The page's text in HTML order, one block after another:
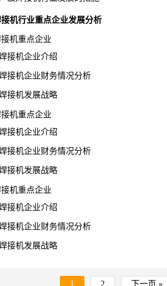
机行业重点企业发展分析
机重点企业
机企业介绍
企业财务情况分析
机发展战略
机重点企业
机企业介绍
企业财务情况分析
机发展战略
机重点企业
机企业介绍
企业财务情况分析
机发展战略
1 2 下一页 »